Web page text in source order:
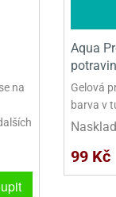
na
Aqua
Gelová
barva v
99 Kč